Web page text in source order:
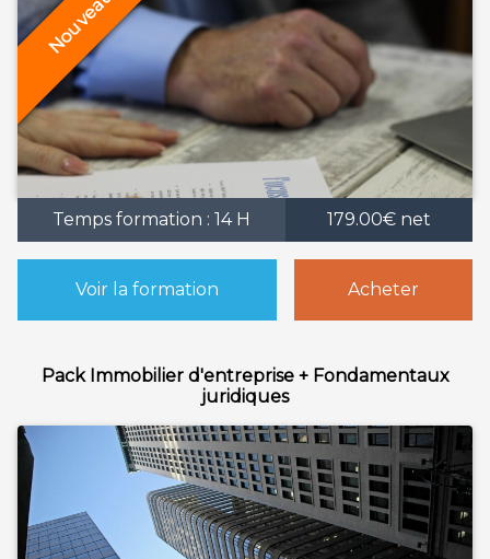
Temps formation : 14 H 179.00€ net
Voir la formation Acheter
Pack Immobilier d'entreprise + Fondamentaux
juridiques